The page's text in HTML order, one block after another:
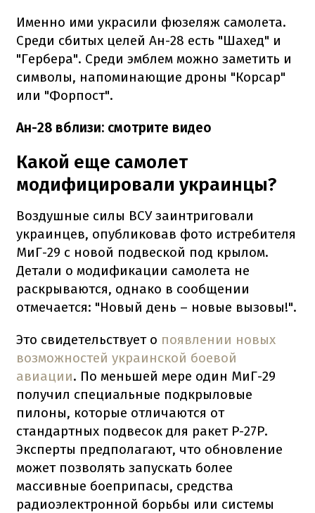
Именно ими украсили фюзеляж самолета.
Среди сбитых целей Ан-28 есть "Шахед" и
"Гербера". Среди эмблем можно заметить и
символы, напоминающие дроны "Корсар"
или "Форпост".
Ан-28 вблизи: смотрите видео
Какой еще самолет
модифицировали украинцы?
Воздушные силы ВСУ заинтриговали
украинцев, опубликовав фото истребителя
МиГ-29 с новой подвеской под крылом.
Детали о модификации самолета не
раскрываются, однако в сообщении
отмечается: "Новый день – новые вызовы!".
Это свидетельствует о появлении новых
возможностей украинской боевой
авиации. По меньшей мере один МиГ-29
получил специальные подкрыловые
пилоны, которые отличаются от
стандартных подвесок для ракет Р-27Р.
Эксперты предполагают, что обновление
может позволять запускать более
массивные боеприпасы, средства
радиоэлектронной борьбы или системы